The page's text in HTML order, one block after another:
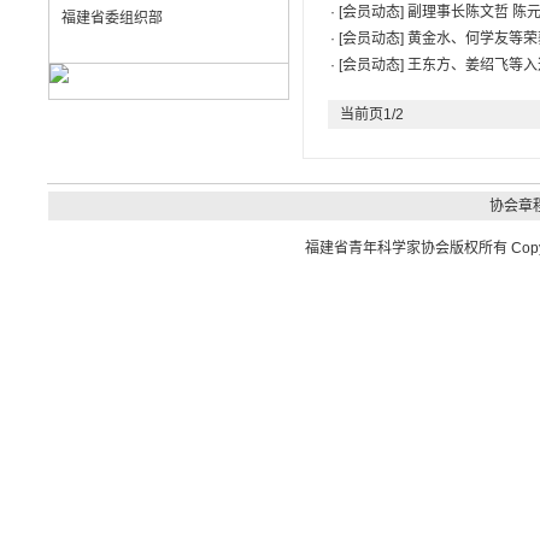
福建省委组织部
· [会员动态] 副理事长陈文哲 陈
· [会员动态] 黄金水、何学友等
· [会员动态] 王东方、姜绍飞等
当前页1/2
协会章
福建省青年科学家协会版权所有